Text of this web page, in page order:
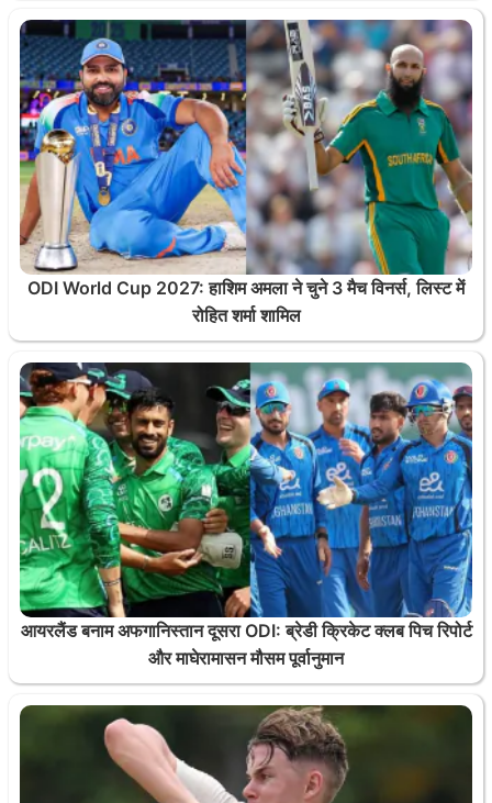
ODI World Cup 2027: हाशिम अमला ने चुने 3 मैच विनर्स, लिस्ट में
रोहित शर्मा शामिल
आयरलैंड बनाम अफगानिस्तान दूसरा ODI: ब्रेडी क्रिकेट क्लब पिच रिपोर्ट
और माघेरामासन मौसम पूर्वानुमान